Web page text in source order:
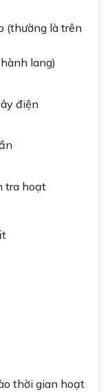
(thường là trên
lang)
điện
tra hoạt
thời gian hoạt